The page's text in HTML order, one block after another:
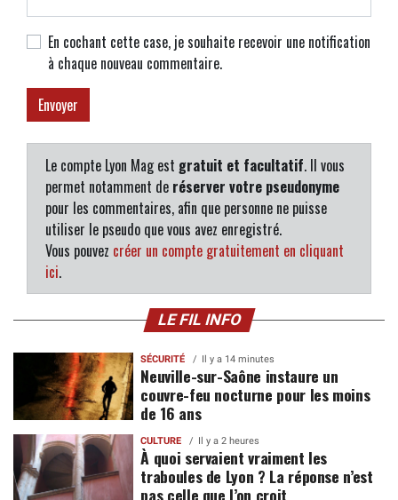
En cochant cette case, je souhaite recevoir une notification
à chaque nouveau commentaire.
Le compte Lyon Mag est gratuit et facultatif. Il vous
permet notamment de réserver votre pseudonyme
pour les commentaires, afin que personne ne puisse
utiliser le pseudo que vous avez enregistré.
Vous pouvez créer un compte gratuitement en cliquant
ici.
LE FIL INFO
SÉCURITÉ Il y a 14 minutes
Neuville-sur-Saône instaure un
couvre-feu nocturne pour les moins
de 16 ans
CULTURE Il y a 2 heures
À quoi servaient vraiment les
traboules de Lyon ? La réponse n’est
pas celle que l’on croit